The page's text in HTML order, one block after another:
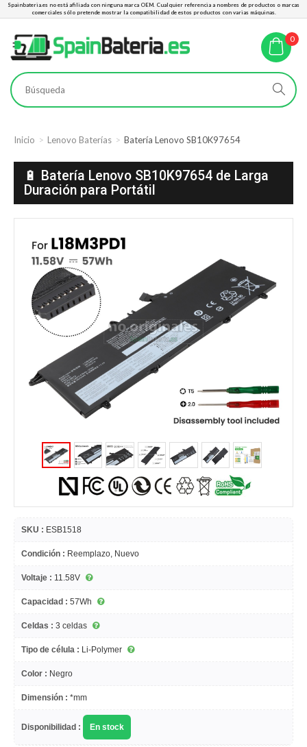
Spainbateria.es no está afiliada con ninguna marca OEM. Cualquier referencia a nombres de productos o marcas
comerciales sólo pretende mostrar la compatibilidad de estos productos con varias máquinas.
0
Inicio Lenovo Baterías Batería Lenovo SB10K97654
🔋 Batería Lenovo SB10K97654 de Larga
Duración para Portátil
SKU : ESB1518
Condición : Reemplazo, Nuevo
Voltaje : 11.58V
Capacidad : 57Wh
Celdas : 3 celdas
Tipo de célula : Li-Polymer
Color : Negro
Dimensión : *mm
Disponibilidad : En stock